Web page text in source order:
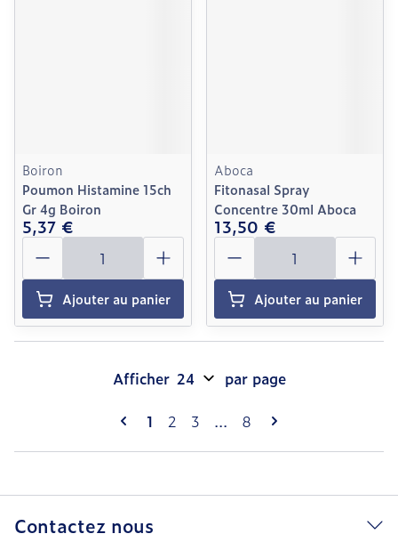
Boiron
Poumon Histamine 15ch
Gr 4g Boiron
5,37 €
Quantité
Ajouter au panier
Aboca
Fitonasal Spray
Concentre 30ml Aboca
13,50 €
Quantité
Ajouter au panier
Pages
Vous lisez actuellement la page
1 Page
2 Page
3 ... Page
8
Afficher par page
Contactez nous